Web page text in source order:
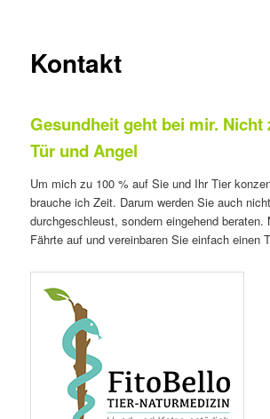
Kontakt
Gesundheit geht bei mir. Nicht
Tür und Angel
Um mich zu 100 % auf Sie und Ihr Tier
brauche ich Zeit. Darum werden Sie auch
durchgeschleust, sondern eingehend beraten.
Fährte auf und vereinbaren Sie einfach einen